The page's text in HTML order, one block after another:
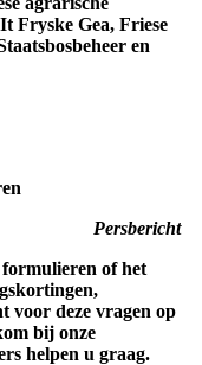
Fryske Gea, Friese
en
Persbericht
of het
voor deze vragen op
bij onze
helpen u graag.